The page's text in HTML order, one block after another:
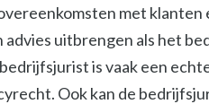
met
uitbrengen als het
is vaak een
Ook kan de